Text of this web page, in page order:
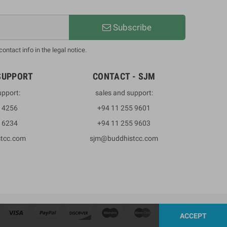
Subscribe
info in the legal notice.
4256
6234
CONTACT - SJM
sales and support:
+94 11 255 9601
+94 11 255 9603
sjm@buddhistcc.com
ACCEPT